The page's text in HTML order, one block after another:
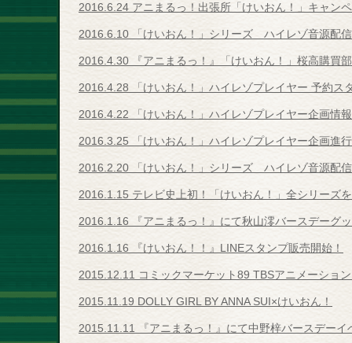
2016.6.24 アニまるっ！出張所「けいおん！」キャン
2016.6.10 「けいおん！」シリーズ ハイレゾ音源配
2016.4.30 『アニまるっ！』「けいおん！」桜高購買
2016.4.28 「けいおん！」ハイレゾプレイヤー 予約ス
2016.4.22 「けいおん！」ハイレゾプレイヤー企画情
2016.3.25 「けいおん！」ハイレゾプレイヤー企画進
2016.2.20 「けいおん！」シリーズ ハイレゾ音源配
2016.1.15 テレビ史上初！「けいおん！」全シリーズ
2016.1.16 『アニまるっ！』にて秋山澪バースデーグ
2016.1.16 『けいおん！！』LINEスタンプ販売開始！
2015.12.11 コミックマーケット89 TBSアニメーショ
2015.11.19 DOLLY GIRL BY ANNA SUI×けいおん！
2015.11.11 『アニまるっ！』にて中野梓バースデーイ